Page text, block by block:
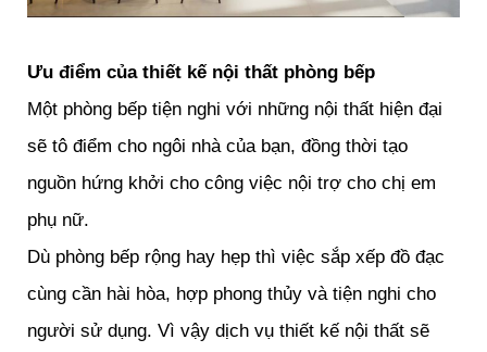
Ưu điểm của thiết kế nội thất phòng bếp
Một phòng bếp tiện nghi với những nội thất hiện đại
sẽ tô điểm cho ngôi nhà của bạn, đồng thời tạo
nguồn hứng khởi cho công việc nội trợ cho chị em
phụ nữ.
Dù phòng bếp rộng hay hẹp thì việc sắp xếp đồ đạc
cùng cần hài hòa, hợp phong thủy và tiện nghi cho
người sử dụng. Vì vậy dịch vụ thiết kế nội thất sẽ